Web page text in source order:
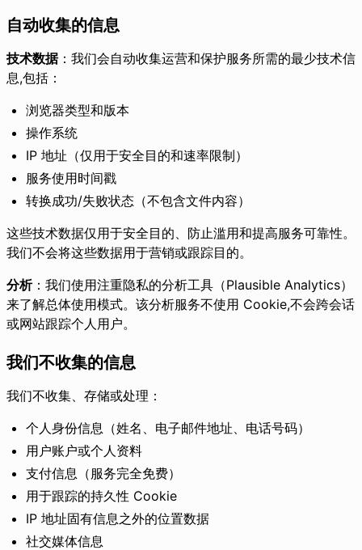
自动收集的信息
技术数据：我们会自动收集运营和保护服务所需的最少技术信
息,包括：
浏览器类型和版本
操作系统
IP 地址（仅用于安全目的和速率限制）
服务使用时间戳
转换成功/失败状态（不包含文件内容）
这些技术数据仅用于安全目的、防止滥用和提高服务可靠性。
我们不会将这些数据用于营销或跟踪目的。
分析：我们使用注重隐私的分析工具（Plausible Analytics）
来了解总体使用模式。该分析服务不使用 Cookie,不会跨会话
或网站跟踪个人用户。
我们不收集的信息
我们不收集、存储或处理：
个人身份信息（姓名、电子邮件地址、电话号码）
用户账户或个人资料
支付信息（服务完全免费）
用于跟踪的持久性 Cookie
IP 地址固有信息之外的位置数据
社交媒体信息